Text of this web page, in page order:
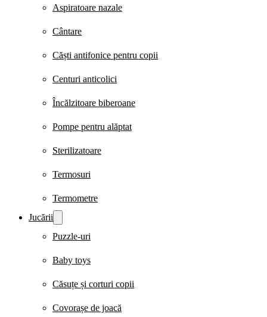
Aspiratoare nazale
Cântare
Căști antifonice pentru copii
Centuri anticolici
Încălzitoare biberoane
Pompe pentru alăptat
Sterilizatoare
Termosuri
Termometre
Jucării
Puzzle-uri
Baby toys
Căsuțe și corturi copii
Covorașe de joacă